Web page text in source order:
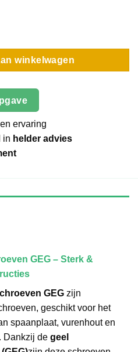
| Verzinkt | 6x120 aantal
winkelwagen
ervaring
in helder advies
GEG – Sterk &
GEG zijn
geschikt voor het
spaanplaat, vurenhout en
Dankzij de geel